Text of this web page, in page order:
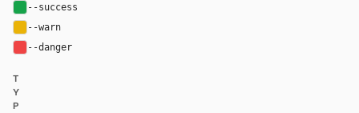
--success
--warn
--danger
T
Y
P